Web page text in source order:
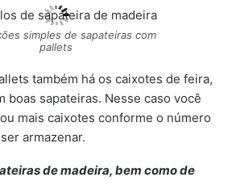
simples de sapateiras com
pallets
também há os caixotes de feira,
boas sapateiras. Nesse caso você
mais caixotes conforme o número
armazenar.
de madeira, bem como de